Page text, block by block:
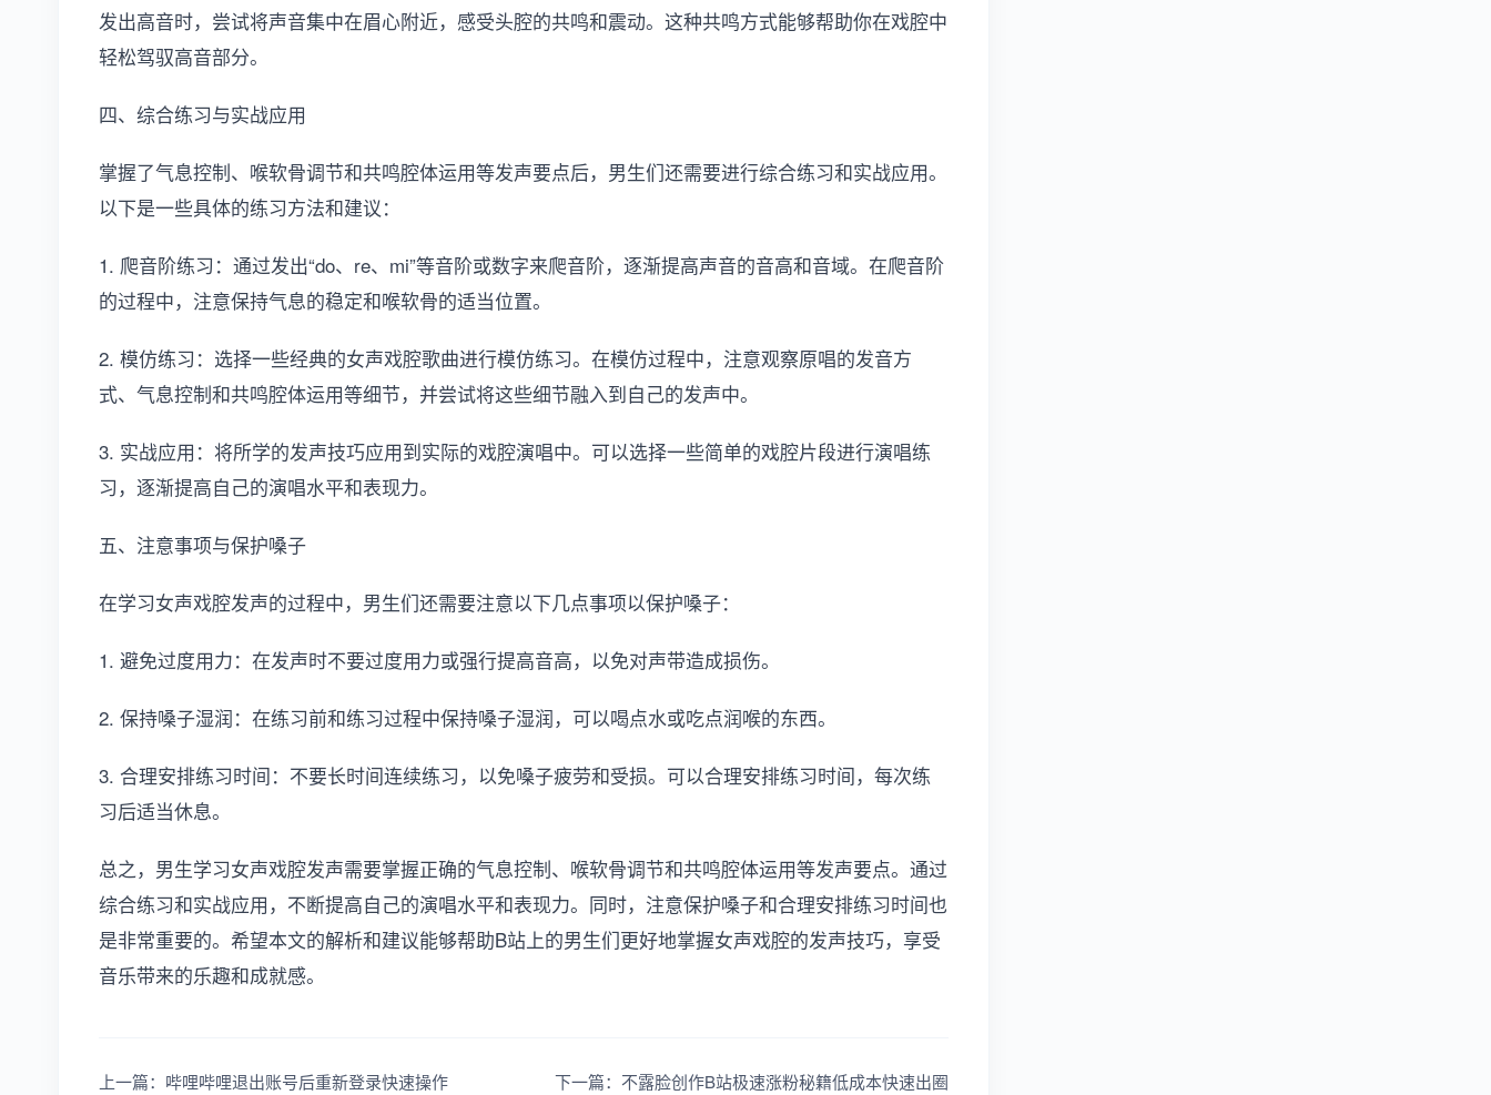
发出高音时，尝试将声音集中在眉心附近，感受头腔的共鸣和震动。这种共鸣方式能够帮助你在戏腔中
轻松驾驭高音部分。
四、综合练习与实战应用
掌握了气息控制、喉软骨调节和共鸣腔体运用等发声要点后，男生们还需要进行综合练习和实战应用。
以下是一些具体的练习方法和建议：
1. 爬音阶练习：通过发出“do、re、mi”等音阶或数字来爬音阶，逐渐提高声音的音高和音域。在爬音阶
的过程中，注意保持气息的稳定和喉软骨的适当位置。
2. 模仿练习：选择一些经典的女声戏腔歌曲进行模仿练习。在模仿过程中，注意观察原唱的发音方
式、气息控制和共鸣腔体运用等细节，并尝试将这些细节融入到自己的发声中。
3. 实战应用：将所学的发声技巧应用到实际的戏腔演唱中。可以选择一些简单的戏腔片段进行演唱练
习，逐渐提高自己的演唱水平和表现力。
五、注意事项与保护嗓子
在学习女声戏腔发声的过程中，男生们还需要注意以下几点事项以保护嗓子：
1. 避免过度用力：在发声时不要过度用力或强行提高音高，以免对声带造成损伤。
2. 保持嗓子湿润：在练习前和练习过程中保持嗓子湿润，可以喝点水或吃点润喉的东西。
3. 合理安排练习时间：不要长时间连续练习，以免嗓子疲劳和受损。可以合理安排练习时间，每次练
习后适当休息。
总之，男生学习女声戏腔发声需要掌握正确的气息控制、喉软骨调节和共鸣腔体运用等发声要点。通过
综合练习和实战应用，不断提高自己的演唱水平和表现力。同时，注意保护嗓子和合理安排练习时间也
是非常重要的。希望本文的解析和建议能够帮助B站上的男生们更好地掌握女声戏腔的发声技巧，享受
音乐带来的乐趣和成就感。
上一篇：哔哩哔哩退出账号后重新登录快速操作 下一篇：不露脸创作B站极速涨粉秘籍低成本快速出圈